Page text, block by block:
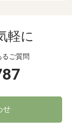
軽に
るご質問
せ